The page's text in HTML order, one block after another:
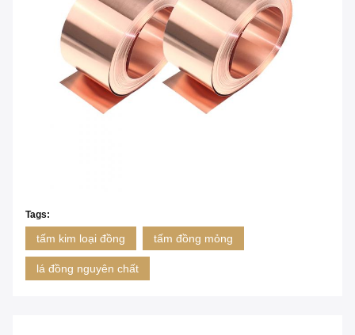
Tags:
tấm kim loại đồng tấm đồng mỏng
lá đồng nguyên chất